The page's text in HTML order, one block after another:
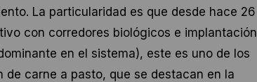
La particularidad es que desde hace 26
con corredores biológicos e implantación
en el sistema), este es uno de los
carne a pasto, que se destacan en la